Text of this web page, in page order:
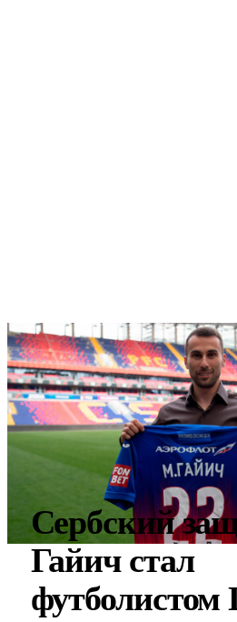
Сербский
Гайич стал